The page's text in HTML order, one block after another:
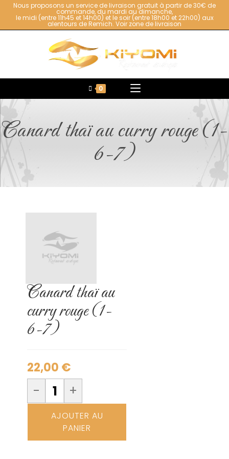
Nous proposons un service de livraison gratuit à partir de 30€ de
commande, du mardi au dimanche,
le midi (entre 11h45 et 14h00) et le soir (entre 18h00 et 22h00) aux
alentours de Remich. Voir zone de livraison
0
Canard thaï au curry rouge (1-
6-7)
Canard thaï au
curry rouge (1-
6-7)
22,00 €
- +
AJOUTER AU
PANIER